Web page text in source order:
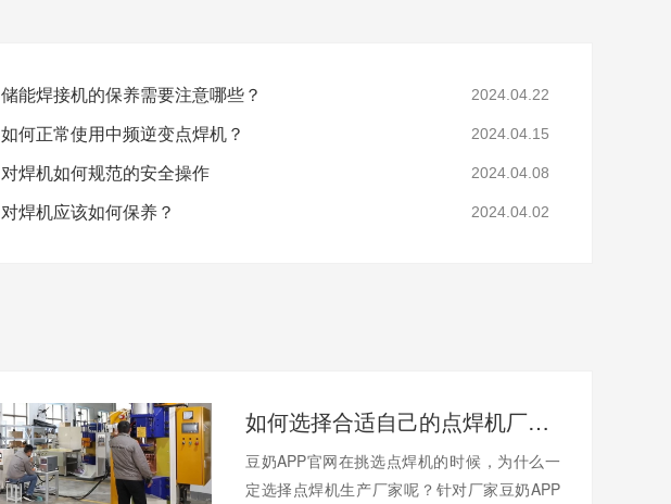
储能焊接机的保养需要注意哪些？ 2024.04.22
如何正常使用中频逆变点焊机？ 2024.04.15
对焊机如何规范的安全操作 2024.04.08
对焊机应该如何保养？ 2024.04.02
如何选择合适自己的点焊机厂家?
豆奶APP官网在挑选点焊机的时候，为什么一
定选择点焊机生产厂家呢？针对厂家豆奶APP